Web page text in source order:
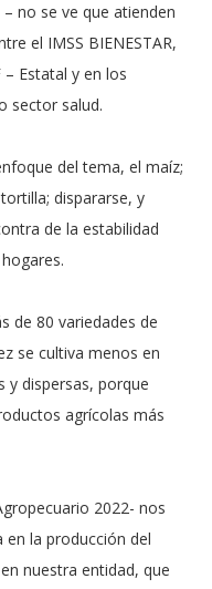
no se ve que atienden
el IMSS BIENESTAR,
– Estatal y en los
sector salud.
del tema, el maíz;
dispararse, y
de la estabilidad
de 80 variedades de
se cultiva menos en
y dispersas, porque
agrícolas más
2022- nos
la producción del
nuestra entidad, que